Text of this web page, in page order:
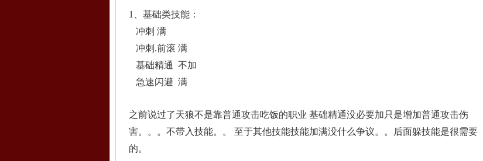
1、基础类技能：
冲刺 满
冲刺.前滚 满
基础精通 不加
急速闪避 满
之前说过了天狼不是靠普通攻击吃饭的职业 基础精通没必要加只是增加普通攻击伤
害。。。不带入技能。。 至于其他技能技能加满没什么争议。。后面躲技能是很需要
的。